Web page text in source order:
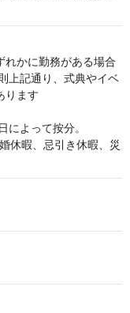
れかに勤務がある場合
上記通り、式典やイベ
ります
によって按分。
休暇、忌引き休暇、災